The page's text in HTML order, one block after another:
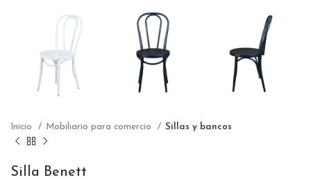
Inicio Mobiliario para comercio Sillas y bancos
Silla Benett